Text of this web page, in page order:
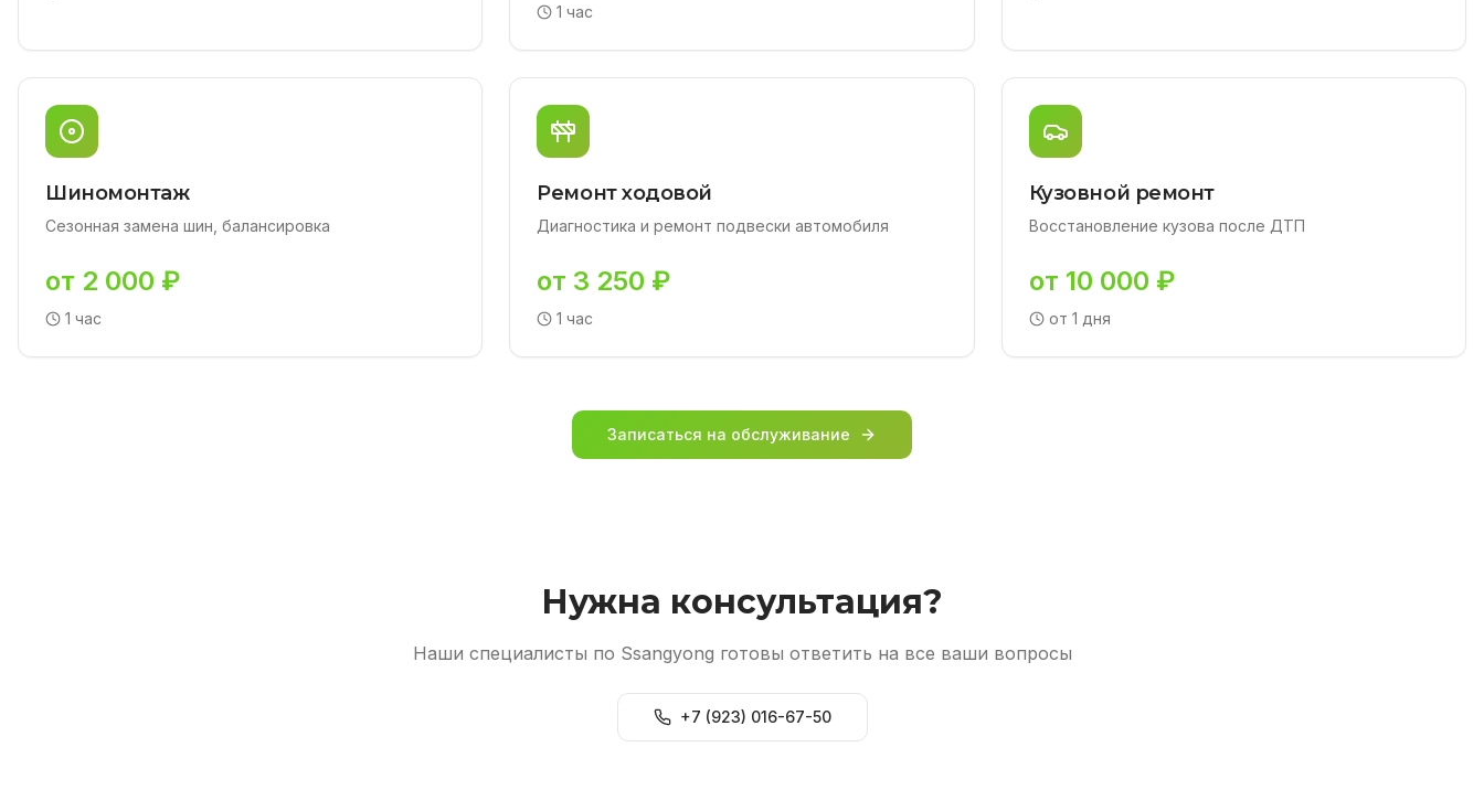
1 час
Шиномонтаж
Сезонная замена шин, балансировка
от 2 000 ₽
1 час
Ремонт ходовой
Диагностика и ремонт подвески автомобиля
от 3 250 ₽
1 час
Кузовной ремонт
Восстановление кузова после ДТП
от 10 000 ₽
от 1 дня
Записаться на обслуживание
Нужна консультация?
Наши специалисты по Ssangyong готовы ответить на все ваши вопросы
+7 (923) 016-67-50